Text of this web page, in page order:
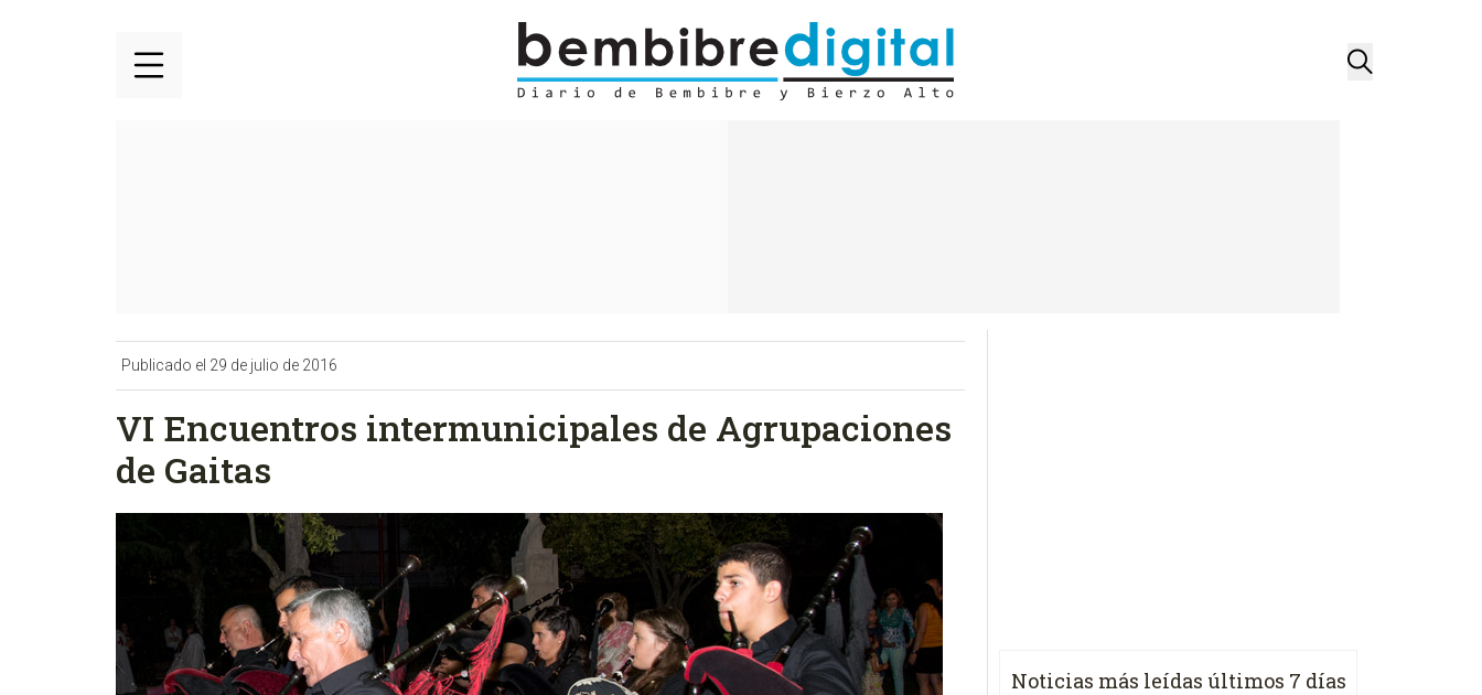
Publicado el 29 de julio de 2016
VI Encuentros intermunicipales de Agrupaciones
de Gaitas
Noticias más leídas últimos 7 días